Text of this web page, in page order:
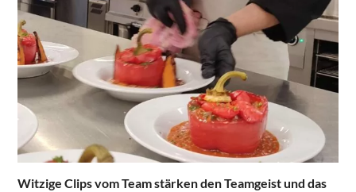
Witzige Clips vom Team stärken den Teamgeist und das